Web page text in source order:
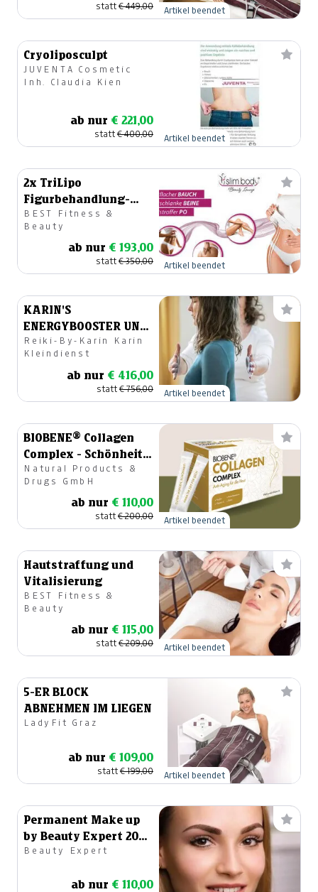
statt€ 449,00 Artikel beendet
Cryoliposculpt
JUVENTA Cosmetic
Inh. Claudia Kien
ab nur € 221,00
statt€ 400,00 Artikel beendet
2x TriLipo
Figurbehandlung-
Bauchpaket
BEST Fitness &
Beauty
ab nur € 193,00
statt€ 350,00 Artikel beendet
KARIN'S
ENERGYBOOSTER UND
TRANSFORMATION
FÜR DEIN MINDSET
Reiki-By-Karin Karin
Kleindienst
ab nur € 416,00
statt€ 756,00 Artikel beendet
BIOBENE® Collagen
Complex - Schönheit
zum Trinken
Natural Products &
Drugs GmbH
ab nur € 110,00
statt€ 200,00 Artikel beendet
Hautstraffung und
Vitalisierung
BEST Fitness &
Beauty
ab nur € 115,00
statt€ 209,00 Artikel beendet
5-ER BLOCK
ABNEHMEN IM LIEGEN
LadyFit Graz
ab nur € 109,00
statt€ 199,00 Artikel beendet
Permanent Make up
by Beauty Expert 200
€ Gutschein
Beauty Expert
ab nur € 110,00